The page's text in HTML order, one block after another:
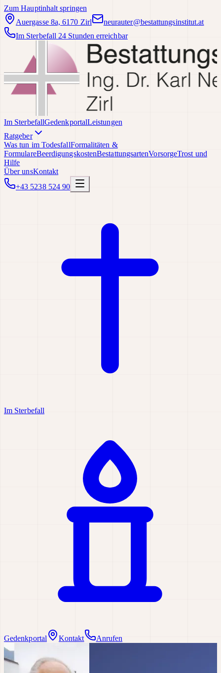
Zum Hauptinhalt springen
Auergasse 8a, 6170 Zirl
neurauter@bestattungsinstitut.at
Im Sterbefall 24 Stunden erreichbar
Im SterbefallGedenkportalLeistungen
Ratgeber
Was tun im TodesfallFormalitäten &
FormulareBeerdigungskostenBestattungsartenVorsorgeTrost und
Hilfe
Über unsKontakt
+43 5238 524 90
Im Sterbefall
Gedenkportal Kontakt Anrufen